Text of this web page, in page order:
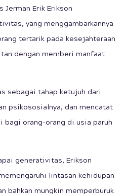
Jerman Erik Erikson
yang menggambarkannya
tertarik pada kesejahteraan
dengan memberi manfaat
sebagai tahap ketujuh dari
psikososialnya, dan mencatat
bagi orang-orang di usia paruh
generativitas, Erikson
lintasan kehidupan
bahkan mungkin memperburuk